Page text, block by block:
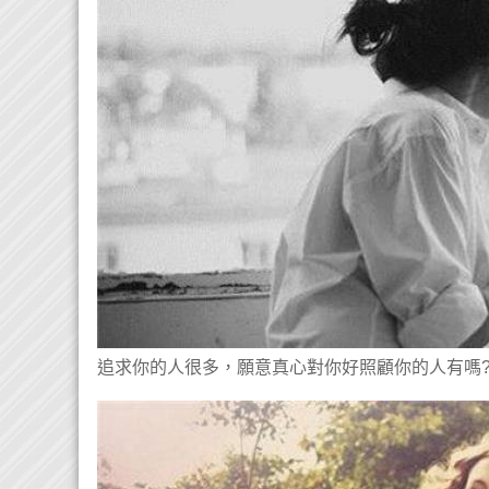
追求你的人很多，願意真心對你好照顧你的人有嗎